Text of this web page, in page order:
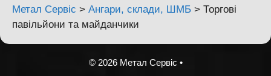
Метал Сервіс > Ангари, склади, ШМБ > Торгові
павільйони та майданчики
© 2026 Метал Сервіс •